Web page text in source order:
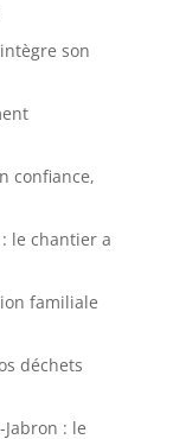
son
confiance,
le chantier a
familiale
déchets
: le